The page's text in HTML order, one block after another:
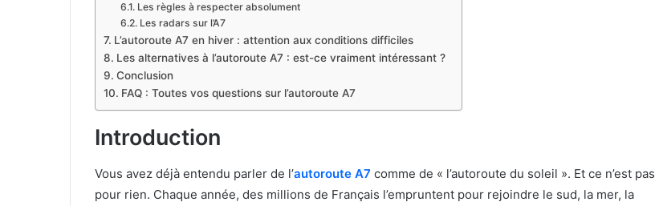
Les règles à respecter absolument
Les radars sur l’A7
L’autoroute A7 en hiver : attention aux conditions difficiles
Les alternatives à l’autoroute A7 : est-ce vraiment intéressant ?
Conclusion
FAQ : Toutes vos questions sur l’autoroute A7
Introduction
Vous avez déjà entendu parler de l’autoroute A7 comme de « l’autoroute du soleil ». Et ce n’est pas
pour rien. Chaque année, des millions de Français l’empruntent pour rejoindre le sud, la mer, la